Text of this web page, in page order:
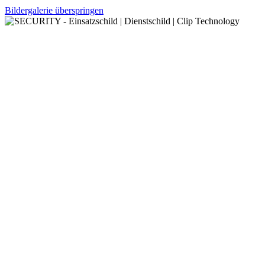
Bildergalerie überspringen